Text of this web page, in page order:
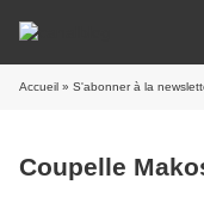
Accueil » S'abonner à la
Coupelle